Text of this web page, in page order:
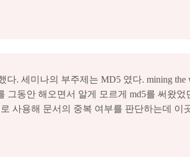
다. 세미나의 부주제는 MD5 였다. mining
동안 해오면서 알게 모르게 md5를 써왔었
사용해 문서의 중복 여부를 판단하는데